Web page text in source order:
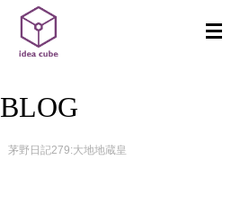
BLOG
茅野日記279:大地地蔵皇